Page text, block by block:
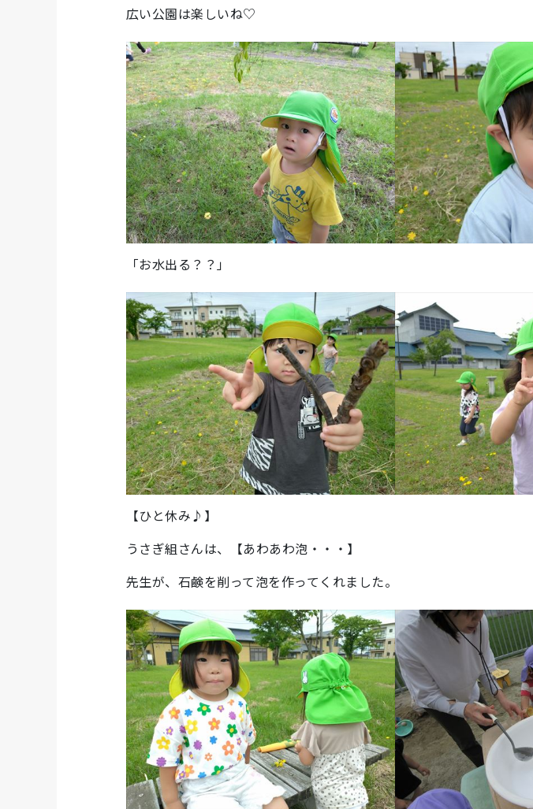
広い公園は楽しいね♡
「お水出る？？」
【ひと休み♪】
うさぎ組さんは、【あわあわ泡・・・】
先生が、石鹸を削って泡を作ってくれました。